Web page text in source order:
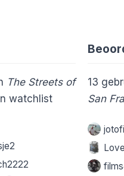
The Streets of
watchlist
13
San